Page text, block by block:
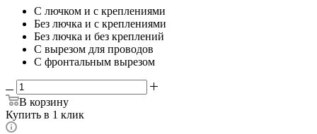
С лючком и с креплениями
Без лючка и с креплениями
Без лючка и без креплений
С вырезом для проводов
С фронтальным вырезом
В корзину
Купить в 1 клик